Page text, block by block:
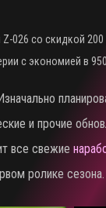
026 со скидкой 200
с экономией в 950
Изначально
и прочие
все свежие
ролике сезона.